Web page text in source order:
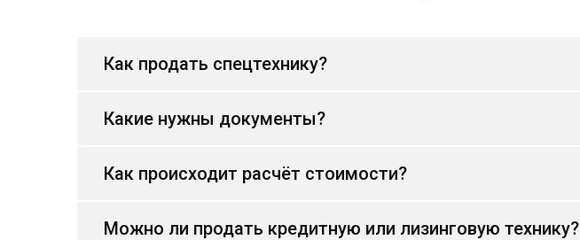
Как продать спецтехнику?
Какие нужны документы?
Как происходит расчёт стоимости?
Можно ли продать кредитную или лизинговую технику?